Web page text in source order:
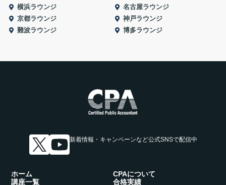
横浜ラウンジ
名古屋ラウンジ
京都ラウンジ
神戸ラウンジ
難波ラウンジ
博多ラウンジ
新着情報・キャンペーンなど公式SNSで配信中
ホーム
CPAについて
講座一覧
合格実績